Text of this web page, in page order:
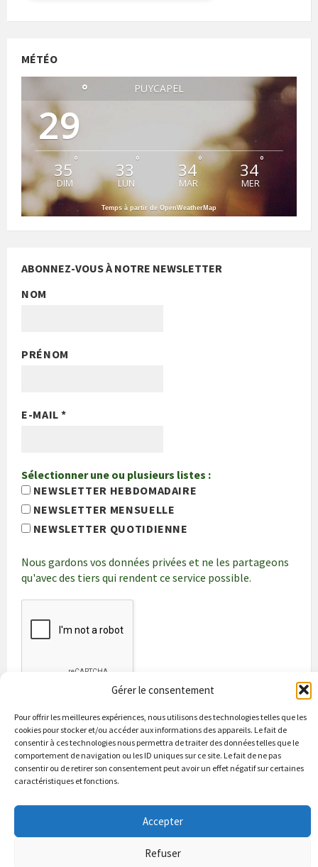
Gérer le consentement
Pour offrir les meilleures expériences, nous utilisons des technologies telles que les
cookies pour stocker et/ou accéder aux informations des appareils. Le fait de
consentir à ces technologies nous permettra de traiter des données telles que le
comportement de navigation ou les ID uniques sur ce site. Le fait de ne pas
consentir ou de retirer son consentement peut avoir un effet négatif sur certaines
caractéristiques et fonctions.
Accepter
Refuser
MÉTÉO
PUYCAPEL
29
°
35 °
DIM
33 °
LUN
34°
MAR
34°
MER
Temps à partir de OpenWeatherMap
ABONNEZ-VOUS À NOTRE NEWSLETTER
NOM
PRÉNOM
E-MAIL*
Sélectionner une ou plusieurs listes :
NEWSLETTER HEBDOMADAIRE
NEWSLETTER MENSUELLE
NEWSLETTER QUOTIDIENNE
Nous gardons vos données privées et ne les partageons
qu'avec des tiers qui rendent ce service possible.
Bienvenue à Puycapel La municipalité
Actualités
Les bonnes adresses
Contacts & renseignements
Conformité à la loi RGPD